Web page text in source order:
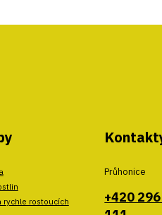
rychle rostoucích
Průhonice
+420